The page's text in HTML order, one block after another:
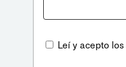
Leí y acepto los